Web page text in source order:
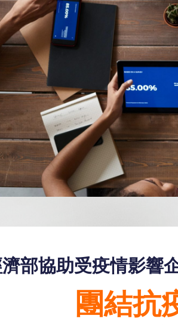
濟部協助受疫情影響
團結抗